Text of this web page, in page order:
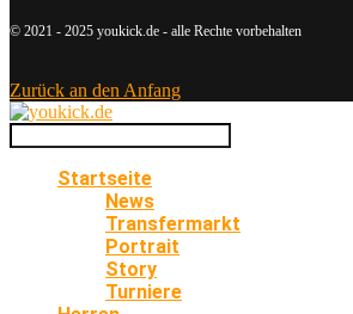
© 2021 - 2025 youkick.de - alle Rechte vorbehalten
Zurück an den Anfang
Startseite
News
Transfermarkt
Portrait
Story
Turniere